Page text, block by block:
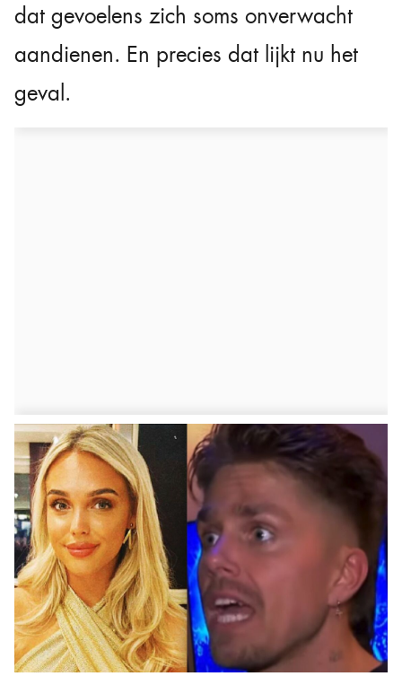
dat gevoelens zich soms onverwacht
aandienen. En precies dat lijkt nu het
geval.